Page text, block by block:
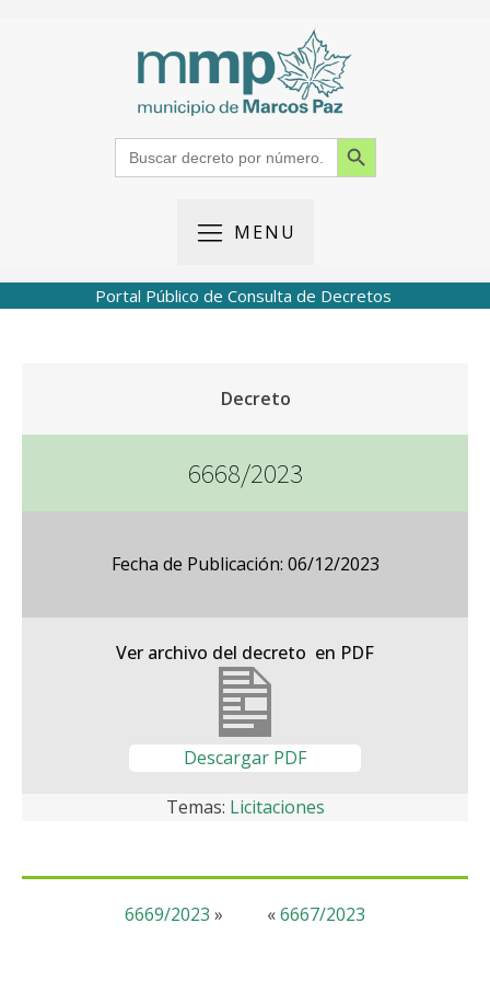
Search
for:
Search Button
MENU
Portal Público de Consulta de Decretos
Decreto
6668/2023
Fecha de Publicación: 06/12/2023
Ver archivo del decreto en PDF
Descargar PDF
Temas: Licitaciones
«6667/2023
6669/2023 »